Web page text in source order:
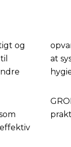
og
at